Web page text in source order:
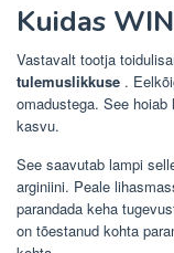
Kuidas
Vastavalt tootja
tulemuslikkuse .
omadustega. See
kasvu.
See saavutab lampi
arginiini. Peale
parandada keha
on tõestanud kohta